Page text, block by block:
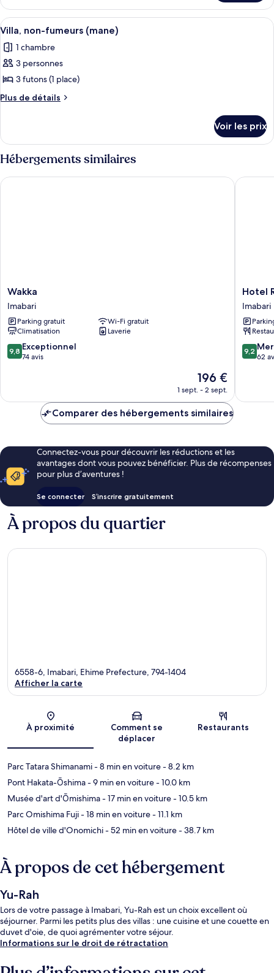
fumeurs
(iru)
le
type
de
Villa,
non-
(iru)
Afficher
toutes
les
photos
pour
ce
chambre :
Villa,
non-
fumeurs
Une pièce moderne avec un
16
Villa, non-fumeurs (mane)
1 chambre
3 personnes
3 futons (1 place)
Plus de détails
Plus
le
type
de
chambre
Villa,
Voir les prix
Hébergements similaires
Wakka
Imabari
Wakka
Imabari
Parking gratuit
Wi-Fi gratuit
Climatisation
Laverie
9.8
sur
9,8 Exceptionnel
74 avis
Le
nouveau
est
de
196 €
1 sept. - 2 sept.
Wakka
Hotel
Route
Inn
Imabari
Imabari
Hotel
Imabari
9.2
sur
9,2
62
Hotel
Comparer des hébergements similaires
Connectez-vous pour découvrir les réductions et les
avantages dont vous pouvez bénéficier. Plus de récompenses
pour plus d’aventures !
Se connecter S’inscrire gratuitement
À propos du quartier
Carte
6558-6, Imabari, Ehime Prefecture, 794-1404
Afficher la carte
À proximité
Comment se
déplacer
Restaurants
Parc Tatara Shimanami- 8 min en voiture- 8.2 km
Pont Hakata-Ōshima- 9 min en voiture- 10.0 km
Musée d'art d'Ōmishima- 17 min en voiture- 10.5 km
Parc Omishima Fuji- 18 min en voiture- 11.1 km
Hôtel de ville d'Onomichi- 52 min en voiture- 38.7 km
À propos de cet hébergement
Yu-Rah
Lors de votre passage à Imabari, Yu-Rah est un choix excellent où
séjourner. Parmi les petits plus des villas : une cuisine et une couette en
duvet d'oie, de quoi agrémenter votre séjour.
Informations sur le droit de rétractation